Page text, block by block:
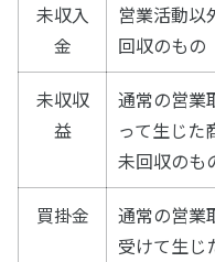
未収入
金
営業活動以
回収のもの
未収収
益
通常の営業
って生じた
未回収のも
買掛金
通常の営業
受けて生じ